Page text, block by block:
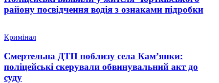
району посвідчення водія з ознаками підробки
Кримінал
Смертельна ДТП поблизу села Кам’янки:
поліцейські скерували обвинувальний акт до
суду